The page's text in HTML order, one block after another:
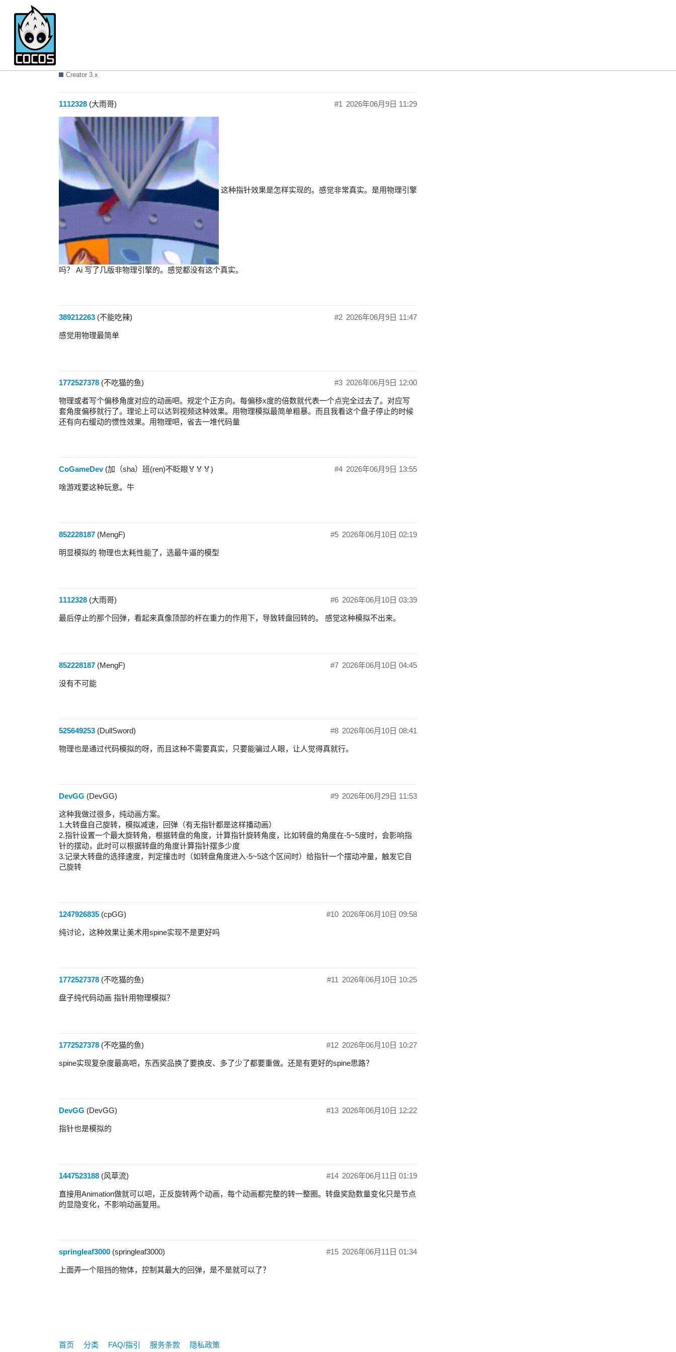
Creator 3.x
1112328 (大雨哥) 2026年06月9日 11:29
#1
这种指针效果是怎样实现的。感觉非常真实。是用物理引擎
吗？ Ai 写了几版非物理引擎的。感觉都没有这个真实。
389212263 (不能吃辣) 2026年06月9日 11:47
#2
感觉用物理最简单
1772527378 (不吃猫的鱼) 2026年06月9日 12:00
#3
物理或者写个偏移角度对应的动画吧。规定个正方向。每偏移x度的倍数就代表一个点完全过去了。对应写
套角度偏移就行了。理论上可以达到视频这种效果。用物理模拟最简单粗暴。而且我看这个盘子停止的时候
还有向右缓动的惯性效果。用物理吧，省去一堆代码量
CoGameDev(加（sha）班(ren)不眨眼🏅🏅🏅) 2026年06月9日 13:55
#4
啥游戏要这种玩意。牛
852228187 (MengF) 2026年06月10日 02:19
#5
明显模拟的 物理也太耗性能了，选最牛逼的模型
1112328 (大雨哥) 2026年06月10日 03:39
#6
最后停止的那个回弹，看起来真像顶部的杆在重力的作用下，导致转盘回转的。 感觉这种模拟不出来。
852228187 (MengF) 2026年06月10日 04:45
#7
没有不可能
525649253 (DullSword) 2026年06月10日 08:41
#8
物理也是通过代码模拟的呀，而且这种不需要真实，只要能骗过人眼，让人觉得真就行。
DevGG (DevGG) 2026年06月29日 11:53
#9
这种我做过很多，纯动画方案。
1.大转盘自己旋转，模拟减速，回弹（有无指针都是这样播动画）
2.指针设置一个最大旋转角，根据转盘的角度，计算指针旋转角度，比如转盘的角度在-5~5度时，会影响指
针的摆动，此时可以根据转盘的角度计算指针摆多少度
3.记录大转盘的选择速度，判定撞击时（如转盘角度进入-5~5这个区间时）给指针一个摆动冲量，触发它自
己旋转
1247926835 (cpGG) 2026年06月10日 09:58
#10
纯讨论，这种效果让美术用spine实现不是更好吗
1772527378 (不吃猫的鱼) 2026年06月10日 10:25
#11
盘子纯代码动画 指针用物理模拟？
1772527378 (不吃猫的鱼) 2026年06月10日 10:27
#12
spine实现复杂度最高吧，东西奖品换了要换皮、多了少了都要重做。还是有更好的spine思路？
DevGG (DevGG) 2026年06月10日 12:22
#13
指针也是模拟的
1447523188 (风草流) 2026年06月11日 01:19
#14
直接用Animation做就可以吧，正反旋转两个动画，每个动画都完整的转一整圈。转盘奖励数量变化只是节点
的显隐变化，不影响动画复用。
springleaf3000 (springleaf3000) 2026年06月11日 01:34
#15
上面弄一个阻挡的物体，控制其最大的回弹，是不是就可以了？
首页 分类 FAQ/指引 服务条款 隐私政策